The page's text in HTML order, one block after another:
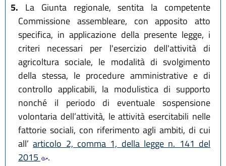
5. La Giunta regionale, sentita la competente
Commissione assembleare, con apposito atto
specifica, in applicazione della presente legge, i
criteri necessari per l'esercizio dell'attività di
agricoltura sociale, le modalità di svolgimento
della stessa, le procedure amministrative e di
controllo applicabili, la modulistica di supporto
nonché il periodo di eventuale sospensione
volontaria dell’attività, le attività esercitabili nelle
fattorie sociali, con riferimento agli ambiti, di cui
all’articolo 2, comma 1, della legge n. 141 del
2015
.